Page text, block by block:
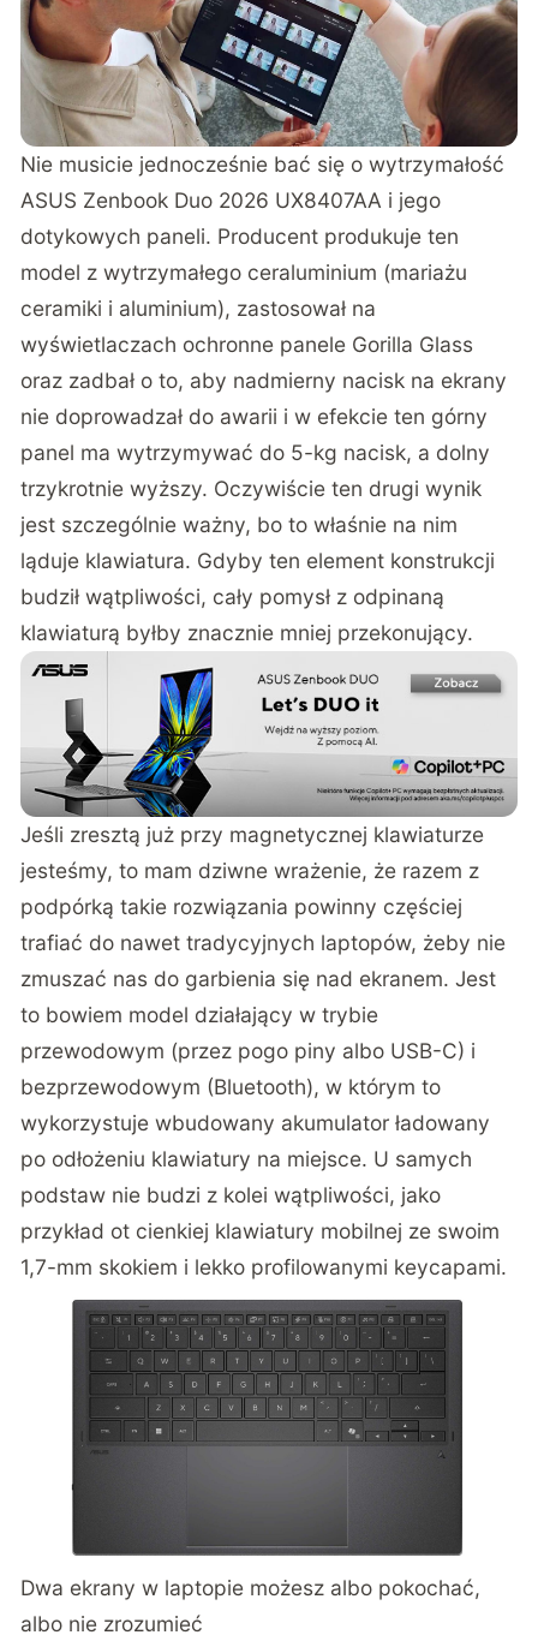
Nie musicie jednocześnie bać się o wytrzymałość
ASUS Zenbook Duo 2026 UX8407AA i jego
dotykowych paneli. Producent produkuje ten
model z wytrzymałego ceraluminium (mariażu
ceramiki i aluminium), zastosował na
wyświetlaczach ochronne panele Gorilla Glass
oraz zadbał o to, aby nadmierny nacisk na ekrany
nie doprowadzał do awarii i w efekcie ten górny
panel ma wytrzymywać do 5-kg nacisk, a dolny
trzykrotnie wyższy. Oczywiście ten drugi wynik
jest szczególnie ważny, bo to właśnie na nim
ląduje klawiatura. Gdyby ten element konstrukcji
budził wątpliwości, cały pomysł z odpinaną
klawiaturą byłby znacznie mniej przekonujący.
Jeśli zresztą już przy magnetycznej klawiaturze
jesteśmy, to mam dziwne wrażenie, że razem z
podpórką takie rozwiązania powinny częściej
trafiać do nawet tradycyjnych laptopów, żeby nie
zmuszać nas do garbienia się nad ekranem. Jest
to bowiem model działający w trybie
przewodowym (przez pogo piny albo USB-C) i
bezprzewodowym (Bluetooth), w którym to
wykorzystuje wbudowany akumulator ładowany
po odłożeniu klawiatury na miejsce. U samych
podstaw nie budzi z kolei wątpliwości, jako
przykład ot cienkiej klawiatury mobilnej ze swoim
1,7-mm skokiem i lekko profilowanymi keycapami.
Dwa ekrany w laptopie możesz albo pokochać,
albo nie zrozumieć